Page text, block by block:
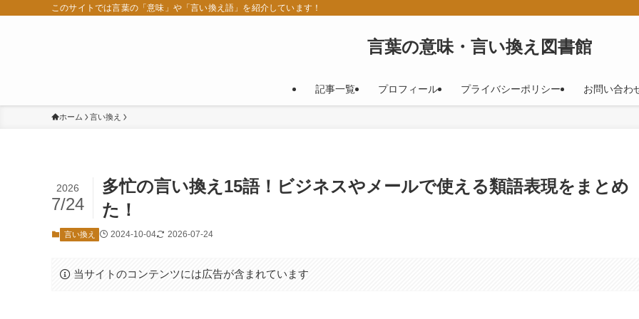
このサイトでは言葉の「意味」や「言い換え語」を紹介しています！
言葉の意味・言い換え図書館
記事一覧 プロフィール プライバシーポリシー お問い合わ
ホーム 言い換え
多忙の言い換え15語！ビジネスやメールで使える類語表現をまとめ
た！
2026
7/24
言い換え 2024-10-04 2026-07-24
当サイトのコンテンツには広告が含まれています